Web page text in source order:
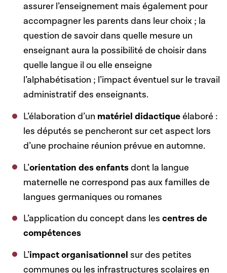
assurer l’enseignement mais également pour
accompagner les parents dans leur choix ; la
question de savoir dans quelle mesure un
enseignant aura la possibilité de choisir dans
quelle langue il ou elle enseigne
l’alphabétisation ; l’impact éventuel sur le travail
administratif des enseignants.
L’élaboration d’un matériel didactiqueélaboré :
les députés se pencheront sur cet aspect lors
d’une prochaine réunion prévue en automne.
L’orientation des enfantsdont la langue
maternelle ne correspond pas aux familles de
langues germaniques ou romanes
L’application du concept dans lescentres de
compétences
L’impact organisationnel sur des petites
communes ou les infrastructures scolaires en